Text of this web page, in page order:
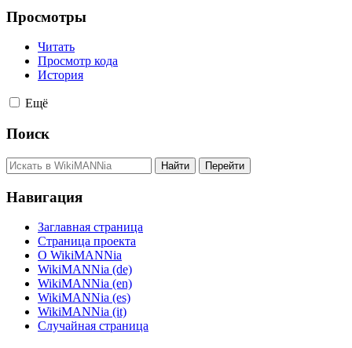
Просмотры
Читать
Просмотр кода
История
Ещё
Поиск
Навигация
Заглавная страница
Страница проекта
О WikiMANNia
WikiMANNia (de)
WikiMANNia (en)
WikiMANNia (es)
WikiMANNia (it)
Случайная страница